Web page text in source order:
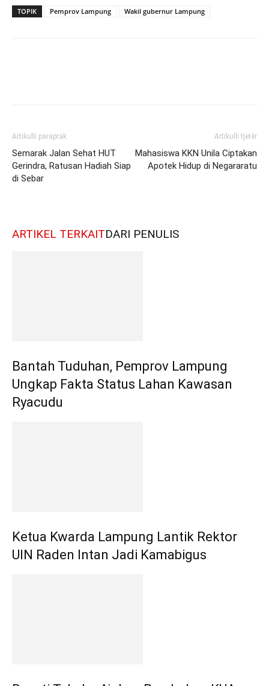
TOPIK Pemprov Lampung Wakil gubernur Lampung
Artikulli paraprak
Semarak Jalan Sehat HUT
Gerindra, Ratusan Hadiah Siap
di Sebar
Artikulli tjetër
Mahasiswa KKN Unila Ciptakan
Apotek Hidup di Negararatu
ARTIKEL TERKAITDARI PENULIS
Bantah Tuduhan, Pemprov Lampung
Ungkap Fakta Status Lahan Kawasan
Ryacudu
Ketua Kwarda Lampung Lantik Rektor
UIN Raden Intan Jadi Kamabigus